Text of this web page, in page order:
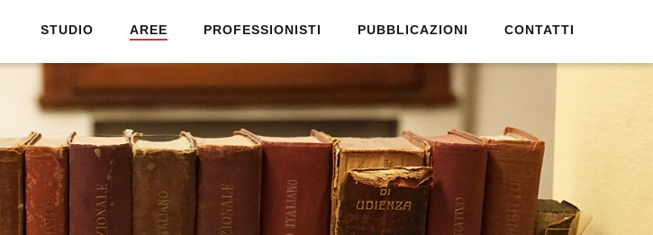
STUDIO AREE PROFESSIONISTI PUBBLICAZIONI CONTATTI